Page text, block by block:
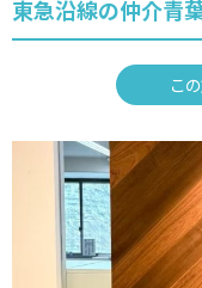
東急沿線の仲介青
こ